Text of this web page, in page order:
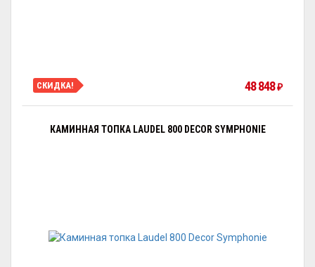
СКИДКА! 48 848₽
КАМИННАЯ ТОПКА LAUDEL 800 DECOR SYMPHONIE